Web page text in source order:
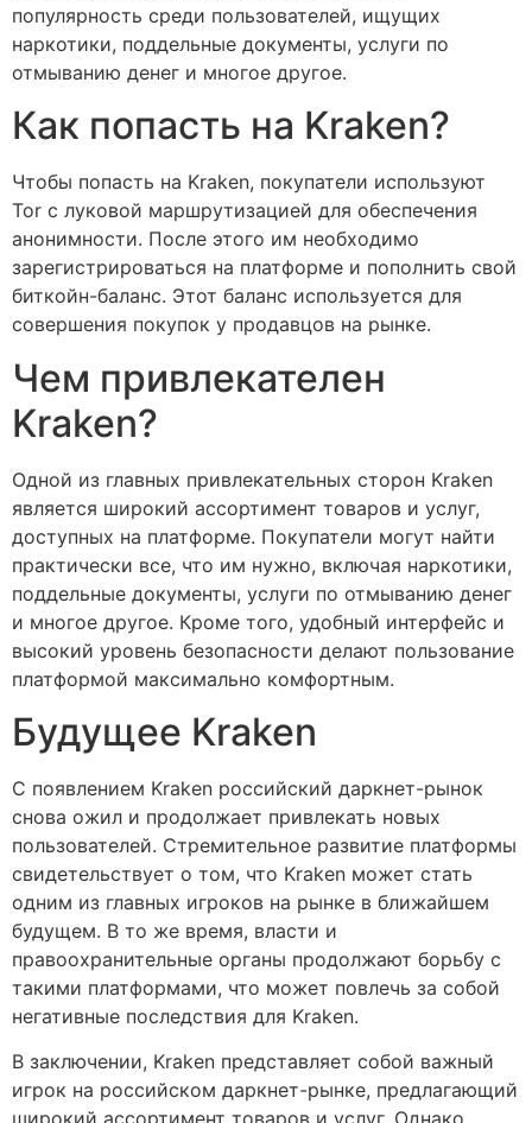
популярность среди пользователей, ищущих
наркотики, поддельные документы, услуги по
отмыванию денег и многое другое.
Как попасть на Kraken?
Чтобы попасть на Kraken, покупатели используют
Tor с луковой маршрутизацией для обеспечения
анонимности. После этого им необходимо
зарегистрироваться на платформе и пополнить свой
биткойн-баланс. Этот баланс используется для
совершения покупок у продавцов на рынке.
Чем привлекателен
Kraken?
Одной из главных привлекательных сторон Kraken
является широкий ассортимент товаров и услуг,
доступных на платформе. Покупатели могут найти
практически все, что им нужно, включая наркотики,
поддельные документы, услуги по отмыванию денег
и многое другое. Кроме того, удобный интерфейс и
высокий уровень безопасности делают пользование
платформой максимально комфортным.
Будущее Kraken
С появлением Kraken российский даркнет-рынок
снова ожил и продолжает привлекать новых
пользователей. Стремительное развитие платформы
свидетельствует о том, что Kraken может стать
одним из главных игроков на рынке в ближайшем
будущем. В то же время, власти и
правоохранительные органы продолжают борьбу с
такими платформами, что может повлечь за собой
негативные последствия для Kraken.
В заключении, Kraken представляет собой важный
игрок на российском даркнет-рынке, предлагающий